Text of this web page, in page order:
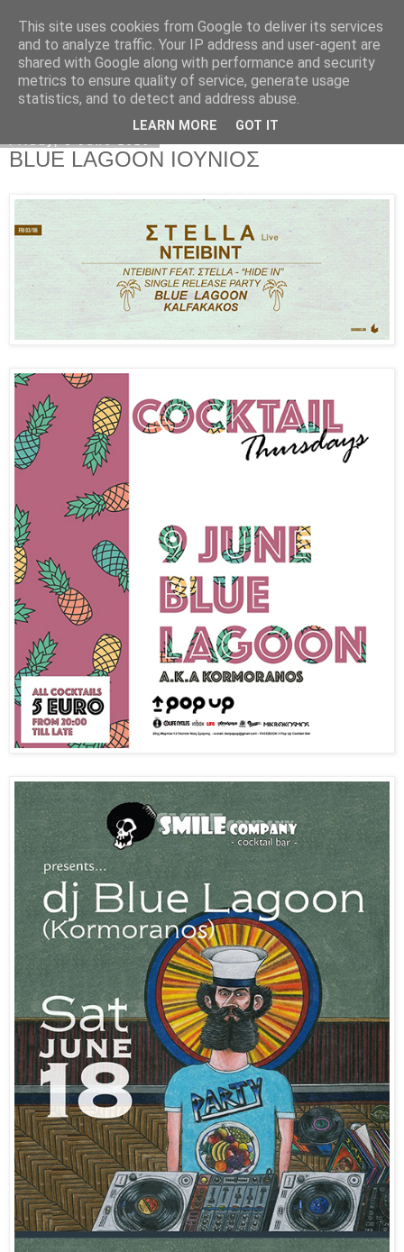
Kormoranos
BLUE LAGOON ΙΟΥΝΙΟΣ
This site uses cookies from Google to deliver its services
and to analyze traffic. Your IP address and user-agent are
shared with Google along with performance and security
metrics to ensure quality of service, generate usage
statistics, and to detect and address abuse.
LEARN MORE GOT IT